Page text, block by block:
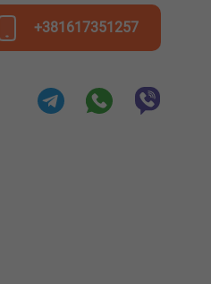
+381617351257